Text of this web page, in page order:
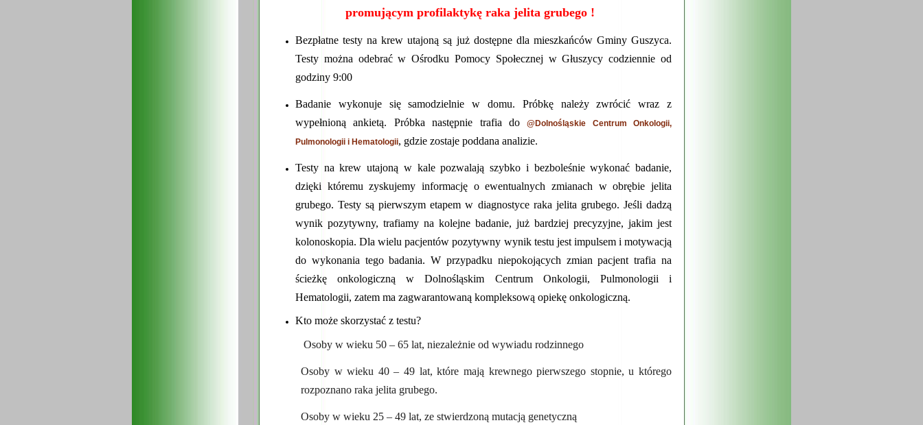
promującym profilaktykę raka jelita grubego !
Bezpłatne testy na krew utajoną są już dostępne dla mieszkańców Gminy Guszyca.
Testy można odebrać w Ośrodku Pomocy Społecznej w Głuszycy codziennie od
godziny 9:00
Badanie wykonuje się samodzielnie w domu. Próbkę należy zwrócić wraz z
wypełnioną ankietą. Próbka następnie trafia do@Dolnośląskie Centrum Onkologii,
Pulmonologii i Hematologii, gdzie zostaje poddana analizie.
Testy na krew utajoną w kale pozwalają szybko i bezboleśnie wykonać badanie,
dzięki któremu zyskujemy informację o ewentualnych zmianach w obrębie jelita
grubego. Testy są pierwszym etapem w diagnostyce raka jelita grubego. Jeśli dadzą
wynik pozytywny, trafiamy na kolejne badanie, już bardziej precyzyjne, jakim jest
kolonoskopia. Dla wielu pacjentów pozytywny wynik testu jest impulsem i motywacją
do wykonania tego badania. W przypadku niepokojących zmian pacjent trafia na
ścieżkę onkologiczną w Dolnośląskim Centrum Onkologii, Pulmonologii i
Hematologii, zatem ma zagwarantowaną kompleksową opiekę onkologiczną.
Kto może skorzystać z testu?
Osoby w wieku 50 – 65 lat, niezależnie od wywiadu rodzinnego
Osoby w wieku 40 – 49 lat, które mają krewnego pierwszego stopnie, u którego
rozpoznano raka jelita grubego.
Osoby w wieku 25 – 49 lat, ze stwierdzoną mutacją genetyczną